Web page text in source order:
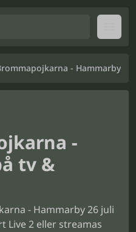
- Hammarby
-
tv &
- Hammarby 26 juli
Live 2 eller streamas